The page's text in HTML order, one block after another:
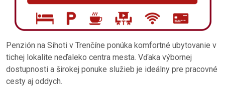
Penzión na Sihoti v Trenčíne ponúka komfortné ubytovanie v
tichej lokalite neďaleko centra mesta. Vďaka výbornej
dostupnosti a širokej ponuke služieb je ideálny pre pracovné
cesty aj oddych.